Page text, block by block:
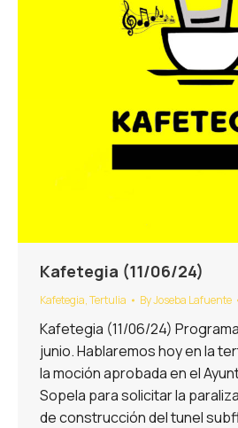
Kafetegia (11/06/24)
Kafetegia,Tertulia ByJoseba Lafuente
Kafetegia (11/06/24)
junio. Hablaremos hoy en la
la moción aprobada en el
Sopela para solicitar la
de construcción del tunel